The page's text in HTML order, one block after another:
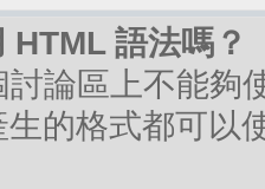
HTML 語法嗎？
論區上不能夠
生的格式都可以